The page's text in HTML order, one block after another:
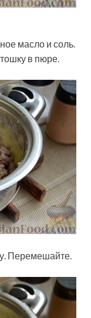
масло и соль.
в пюре.
Перемешайте.